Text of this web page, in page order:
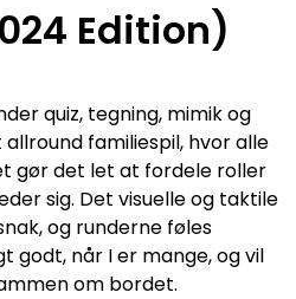
Edition)
quiz, tegning, mimik og
familiespil, hvor alle
gør det let at fordele roller
sig. Det visuelle og taktile
og runderne føles
godt, når I er mange, og vil
om bordet.